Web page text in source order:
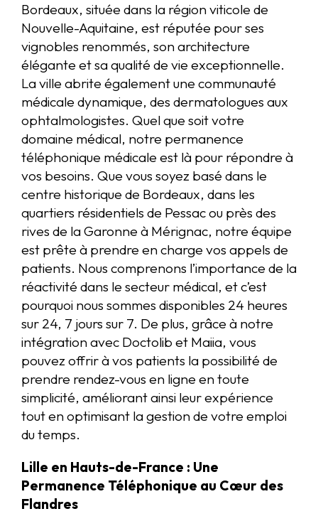
Bordeaux, située dans la région viticole de
Nouvelle-Aquitaine, est réputée pour ses
vignobles renommés, son architecture
élégante et sa qualité de vie exceptionnelle.
La ville abrite également une communauté
médicale dynamique, des dermatologues aux
ophtalmologistes. Quel que soit votre
domaine médical, notre permanence
téléphonique médicale est là pour répondre à
vos besoins. Que vous soyez basé dans le
centre historique de Bordeaux, dans les
quartiers résidentiels de Pessac ou près des
rives de la Garonne à Mérignac, notre équipe
est prête à prendre en charge vos appels de
patients. Nous comprenons l’importance de la
réactivité dans le secteur médical, et c’est
pourquoi nous sommes disponibles 24 heures
sur 24, 7 jours sur 7. De plus, grâce à notre
intégration avec Doctolib et Maiia, vous
pouvez offrir à vos patients la possibilité de
prendre rendez-vous en ligne en toute
simplicité, améliorant ainsi leur expérience
tout en optimisant la gestion de votre emploi
du temps.
Lille en Hauts-de-France : Une
Permanence Téléphonique au Cœur des
Flandres